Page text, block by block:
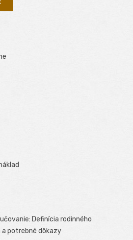
Definícia rodinného
a potrebné dôkazy